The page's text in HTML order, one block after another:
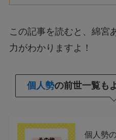
この記事を読むと、綿宮
力がわかりますよ！
個人勢の前世一覧も
個人勢